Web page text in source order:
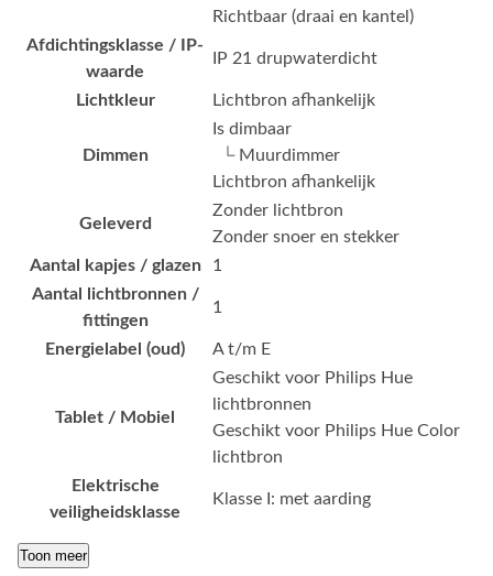
Richtbaar (draai en kantel)
Afdichtingsklasse / IP-
waarde
IP 21 drupwaterdicht
Lichtkleur Lichtbron afhankelijk
Dimmen
Is dimbaar
└ Muurdimmer
Lichtbron afhankelijk
Geleverd
Zonder lichtbron
Zonder snoer en stekker
Aantal kapjes / glazen
1
Aantal lichtbronnen /
fittingen
1
Energielabel (oud) A t/m E
Tablet / Mobiel
Geschikt voor Philips Hue
lichtbronnen
Geschikt voor Philips Hue Color
lichtbron
Elektrische
veiligheidsklasse
Klasse I: met aarding
Toon meer